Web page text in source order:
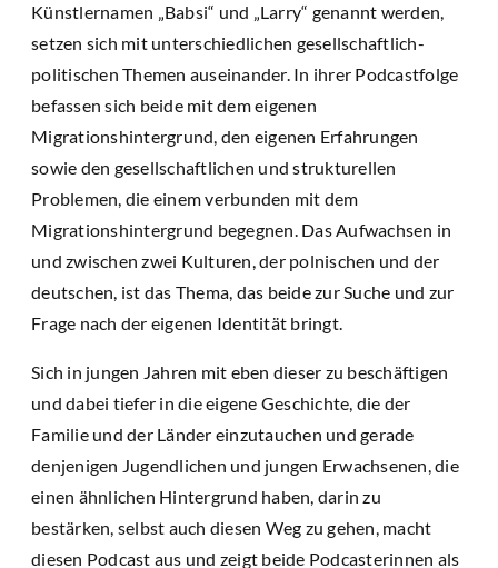
Künstlernamen „Babsi“ und „Larry“ genannt werden,
setzen sich mit unterschiedlichen gesellschaftlich-
politischen Themen auseinander. In ihrer Podcastfolge
befassen sich beide mit dem eigenen
Migrationshintergrund, den eigenen Erfahrungen
sowie den gesellschaftlichen und strukturellen
Problemen, die einem verbunden mit dem
Migrationshintergrund begegnen. Das Aufwachsen in
und zwischen zwei Kulturen, der polnischen und der
deutschen, ist das Thema, das beide zur Suche und zur
Frage nach der eigenen Identität bringt.
Sich in jungen Jahren mit eben dieser zu beschäftigen
und dabei tiefer in die eigene Geschichte, die der
Familie und der Länder einzutauchen und gerade
denjenigen Jugendlichen und jungen Erwachsenen, die
einen ähnlichen Hintergrund haben, darin zu
bestärken, selbst auch diesen Weg zu gehen, macht
diesen Podcast aus und zeigt beide Podcasterinnen als